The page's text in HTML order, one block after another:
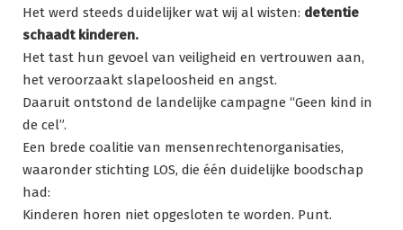
Het werd steeds duidelijker wat wij al wisten: detentie
schaadt kinderen.
Het tast hun gevoel van veiligheid en vertrouwen aan,
het veroorzaakt slapeloosheid en angst.
Daaruit ontstond de landelijke campagne “Geen kind in
de cel”.
Een brede coalitie van mensenrechtenorganisaties,
waaronder stichting LOS, die één duidelijke boodschap
had:
Kinderen horen niet opgesloten te worden. Punt.